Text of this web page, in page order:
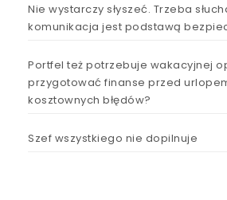
Nie wystarczy słyszeć. Trzeba
komunikacja jest podstawą
Portfel też potrzebuje wakacyjnej
przygotować finanse przed
kosztownych błędów?
Szef wszystkiego nie dopilnuje